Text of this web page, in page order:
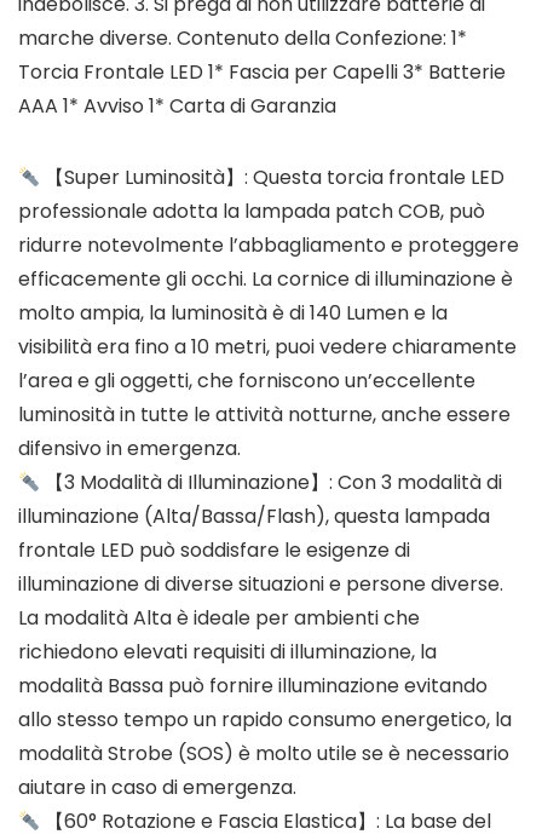
marche diverse. Contenuto della Confezione: 1*
Torcia Frontale LED 1* Fascia per Capelli 3* Batterie
AAA 1* Avviso 1* Carta di Garanzia
【Super Luminosità】: Questa torcia frontale LED
professionale adotta la lampada patch COB, può
ridurre notevolmente l’abbagliamento e proteggere
efficacemente gli occhi. La cornice di illuminazione è
molto ampia, la luminosità è di 140 Lumen e la
visibilità era fino a 10 metri, puoi vedere chiaramente
l’area e gli oggetti, che forniscono un’eccellente
luminosità in tutte le attività notturne, anche essere
difensivo in emergenza.
【3 Modalità di Illuminazione】: Con 3 modalità di
illuminazione (Alta/Bassa/Flash), questa lampada
frontale LED può soddisfare le esigenze di
illuminazione di diverse situazioni e persone diverse.
La modalità Alta è ideale per ambienti che
richiedono elevati requisiti di illuminazione, la
modalità Bassa può fornire illuminazione evitando
allo stesso tempo un rapido consumo energetico, la
modalità Strobe (SOS) è molto utile se è necessario
aiutare in caso di emergenza.
【60° Rotazione e Fascia Elastica】: La base del